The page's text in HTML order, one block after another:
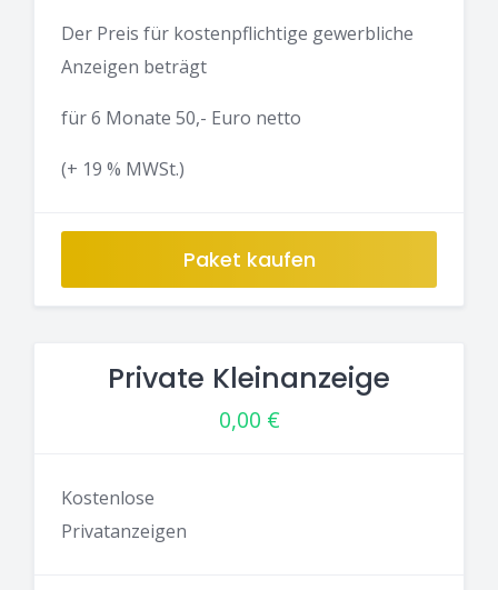
Der Preis für kostenpflichtige gewerbliche
Anzeigen beträgt
für 6 Monate 50,- Euro netto
(+ 19 % MWSt.)
Paket kaufen
Private Kleinanzeige
0,00 €
Kostenlose
Privatanzeigen